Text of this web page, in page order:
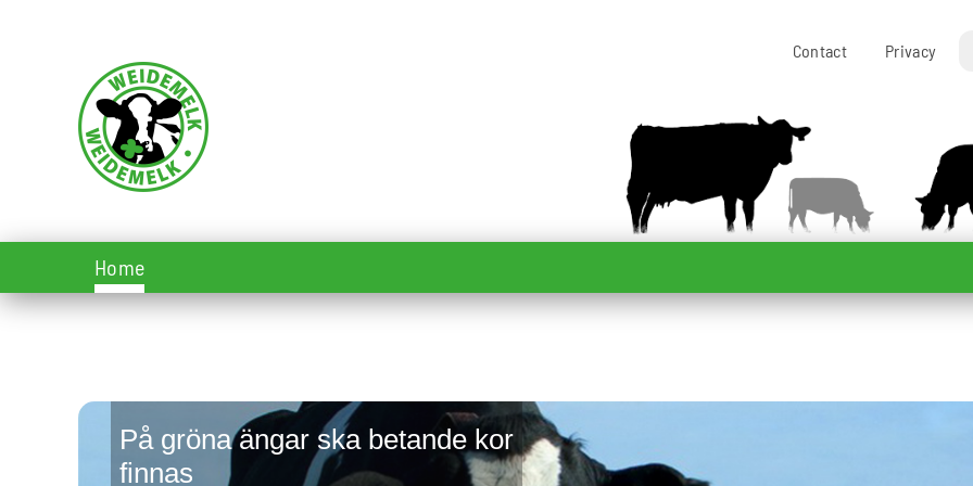
Contact Privacy
Home
På gröna ängar ska betande kor
finnas